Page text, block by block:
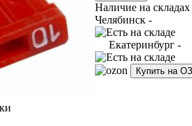
Наличие на складах
Челябинск -
Екатеринбург -
Купить на